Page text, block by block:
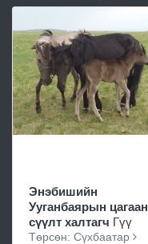
Энэбишийн
Ууганбаярын цагаан
сүүлт халтагч Гүү
Төрсөн: Сүхбаатар